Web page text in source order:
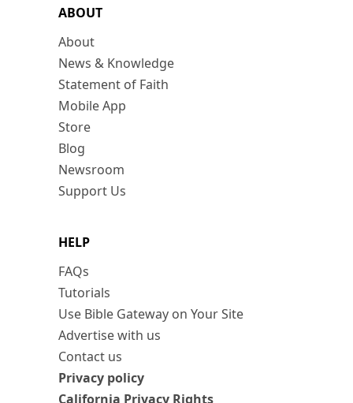
ABOUT
About
News & Knowledge
Statement of Faith
Mobile App
Store
Blog
Newsroom
Support Us
HELP
FAQs
Tutorials
Use Bible Gateway on Your Site
Advertise with us
Contact us
Privacy policy
California Privacy Rights